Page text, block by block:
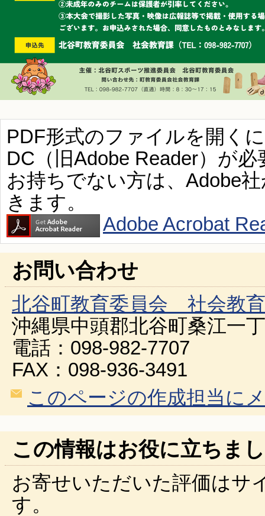
PDF形式のファイルを開く
DC（旧Adobe Reader）が必
お持ちでない方は、Adobe
きます。
Adobe Acrobat
お問い合わせ
北谷町教育委員会 社会教
沖縄県中頭郡北谷町桑江一
電話：098-982-7707
FAX：098-936-3491
このページの作成担当に
この情報はお役に立ちま
お寄せいただいた評価はサ
す。